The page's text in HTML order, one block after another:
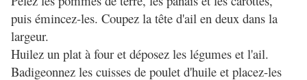
puis émincez-les. Coupez la tête d'ail en deux dans la
largeur.
Huilez un plat à four et déposez les légumes et l'ail.
Badigeonnez les cuisses de poulet d'huile et placez-les